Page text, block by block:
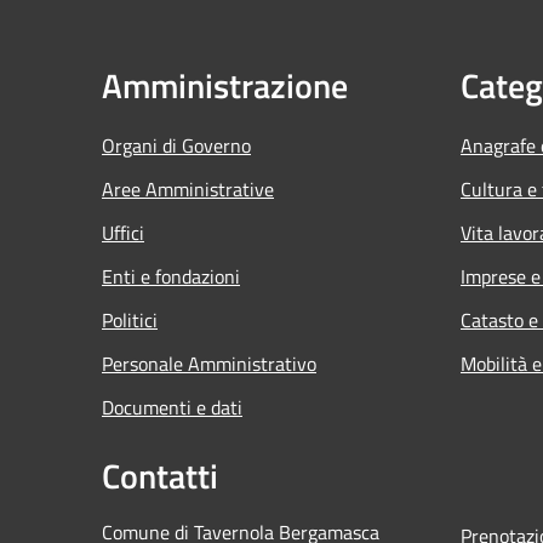
Amministrazione
Organi di Governo
Aree Amministrative
Uffici
Enti e fondazioni
Politici
Personale Amministrativo
Documenti e dati
Cultura
Vita
Imprese
Catasto
Mobilità
Contatti
Comune di Tavernola Bergamasca